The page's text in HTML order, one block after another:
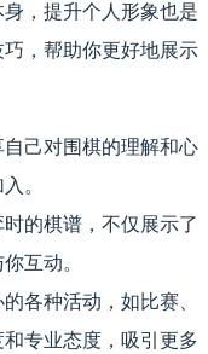
，提升个人形象也是
，帮助你更好地展示
自己对围棋的理解和心
。
的棋谱，不仅展示了
互动。
各种活动，如比赛、
专业态度，吸引更多